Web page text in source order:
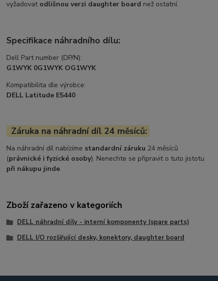
vyžadovat odlišnou verzi daughter board než ostatní.
Specifikace náhradního dílu:
Dell Part number (DP/N):
G1WYK 0G1WYK OG1WYK
Kompatibilita dle výrobce:
DELL Latitude E5440
Záruka na náhradní díl 24 měsíců:
Na náhradní díl nabízíme standardní záruku 24 měsíců
(právnické i fyzické osoby). Nenechte se připravit o tuto jistotu
při nákupu jinde.
Zboží zařazeno v kategoriích
DELL náhradní díly - interní komponenty (spare parts)
DELL I/O rozšiřující desky, konektory, daughter board